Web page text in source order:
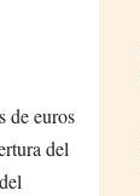
de euros
del